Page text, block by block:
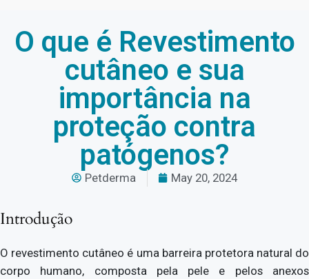
O que é Revestimento
cutâneo e sua
importância na
proteção contra
patógenos?
Petderma May 20, 2024
Introdução
O revestimento cutâneo é uma barreira protetora natural do
corpo humano, composta pela pele e pelos anexos